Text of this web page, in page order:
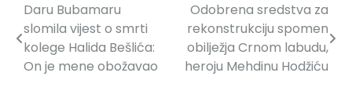
Navigacija
članaka
Daru Bubamaru
slomila vijest o smrti
kolege Halida Bešlića:
On je mene obožavao
Odobrena sredstva za
rekonstrukciju spomen
obilježja Crnom labudu,
heroju Mehdinu Hodžiću